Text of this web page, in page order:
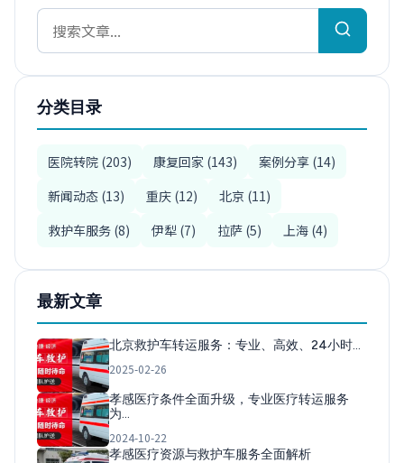
分类目录
医院转院 (203) 康复回家 (143)
案例分享 (14)
新闻动态 (13)
重庆 (12)
北京 (11)
救护车服务 (8)
伊犁 (7) 拉萨 (5) 上海 (4)
最新文章
北京救护车转运服务：专业、高效、24小时…
2025-02-26
孝感医疗条件全面升级，专业医疗转运服务
为…
2024-10-22
孝感医疗资源与救护车服务全面解析